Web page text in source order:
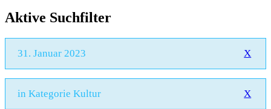
Aktive Suchfilter
31. Januar 2023 X
in Kategorie Kultur X